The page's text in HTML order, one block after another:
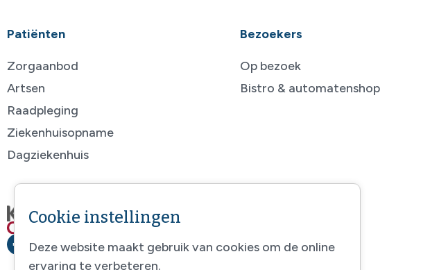
Patiënten
Zorgaanbod
Artsen
Raadpleging
Ziekenhuisopname
Dagziekenhuis
Bezoekers
Op bezoek
Bistro & automatenshop
Cookie instellingen
Deze website maakt gebruik van cookies om de online
ervaring te verbeteren.